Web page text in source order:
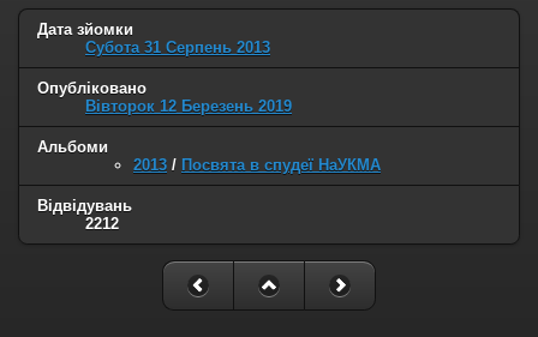
Дата зйомки
Субота 31 Серпень 2013
Опубліковано
Вівторок 12 Березень 2019
Альбоми
2013 / Посвята в спудеї НаУКМА
Відвідувань
2212